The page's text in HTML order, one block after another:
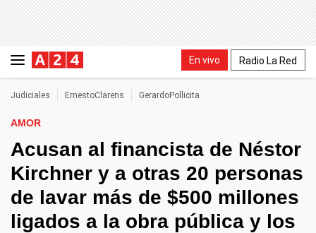
En vivo Radio La Red
Judiciales ErnestoClarens GerardoPollicita
AMOR
Acusan al financista de Néstor
Kirchner y a otras 20 personas
de lavar más de $500 millones
ligados a la obra pública y los